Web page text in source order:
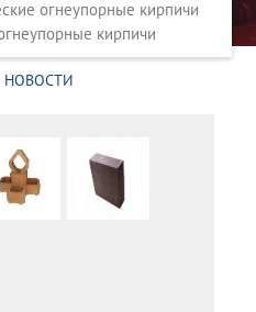
огнеупорные кирпичи
кирпичи
НОВОСТИ